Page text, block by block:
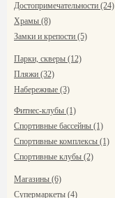
Достопримечательности (24)
Храмы (8)
Замки и крепости (5)
Парки, скверы (12)
Пляжи (32)
Набережные (3)
Фитнес-клубы (1)
Спортивные бассейны (1)
Спортивные комплексы (1)
Спортивные клубы (2)
Магазины (6)
Супермаркеты (4)